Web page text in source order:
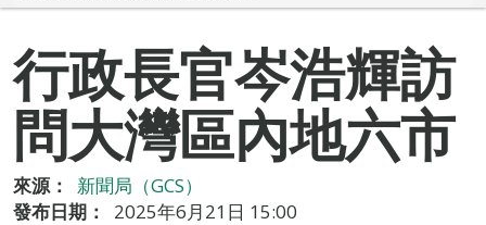
行政長官岑浩輝訪
問大灣區內地六市
來源：
新聞局（GCS）
發布日期：
2025年6月21日 15:00